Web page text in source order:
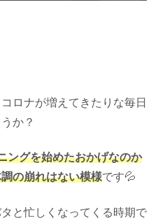
ロナが増えてきたりな毎日
か？
ングを始めたおかげなのか
の崩れはない模様です💦
と忙しくなってくる時期で